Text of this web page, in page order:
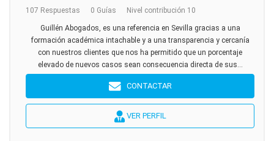
107 Respuestas 0 Guías Nivel contribución 10
Guillén Abogados, es una referencia en Sevilla gracias a una
formación académica intachable y a una transparencia y cercanía
con nuestros clientes que nos ha permitido que un porcentaje
elevado de nuevos casos sean consecuencia directa de sus...
CONTACTAR
VER PERFIL